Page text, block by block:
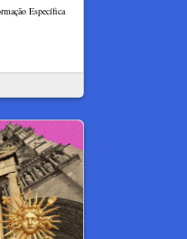
Específica